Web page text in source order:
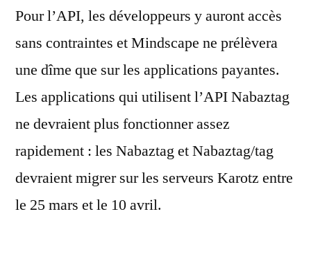
Pour l’API, les développeurs y auront accès
sans contraintes et Mindscape ne prélèvera
une dîme que sur les applications payantes.
Les applications qui utilisent l’API Nabaztag
ne devraient plus fonctionner assez
rapidement : les Nabaztag et Nabaztag/tag
devraient migrer sur les serveurs Karotz entre
le 25 mars et le 10 avril.